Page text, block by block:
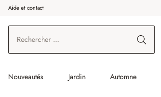
au contenu principal
Aller à la recherche
Aller à la navigation principale
Aide et contact
Nouveautés Jardin Automne